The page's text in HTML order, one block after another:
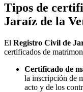
Tipos de
Jaraíz de la
El Registro Civil de
certificados de
Certificado de
la inscripción de
acto y de los